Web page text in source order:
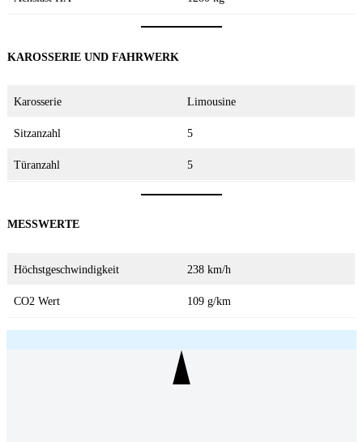
KAROSSERIE UND FAHRWERK
Karosserie Limousine
Sitzanzahl 5
Türanzahl 5
MESSWERTE
Höchstgeschwindigkeit 238 km/h
CO2 Wert 109 g/km